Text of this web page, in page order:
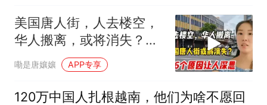
美国唐人街，人去楼空，
华人搬离，或将消失？谈
起原因现实又痛心
嘞是唐孃孃 APP专享
120万中国人扎根越南，他们为啥不愿回